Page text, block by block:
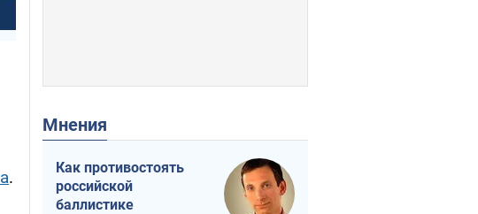
.
Мнения
Как противостоять
российской
баллистике